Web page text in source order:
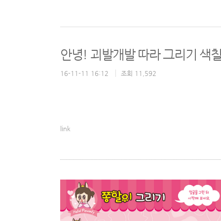
안녕! 괴발개발 따라 그리기 색
16-11-11 16:12 조회 11,592
link